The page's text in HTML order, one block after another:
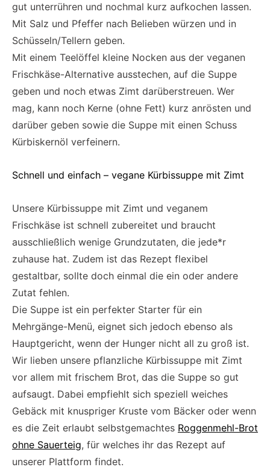
gut unterrühren und nochmal kurz aufkochen lassen.
Mit Salz und Pfeffer nach Belieben würzen und in
Schüsseln/Tellern geben.
Mit einem Teelöffel kleine Nocken aus der veganen
Frischkäse-Alternative ausstechen, auf die Suppe
geben und noch etwas Zimt darüberstreuen. Wer
mag, kann noch Kerne (ohne Fett) kurz anrösten und
darüber geben sowie die Suppe mit einen Schuss
Kürbiskernöl verfeinern.
Schnell und einfach – vegane Kürbissuppe mit Zimt
Unsere Kürbissuppe mit Zimt und veganem
Frischkäse ist schnell zubereitet und braucht
ausschließlich wenige Grundzutaten, die jede*r
zuhause hat. Zudem ist das Rezept flexibel
gestaltbar, sollte doch einmal die ein oder andere
Zutat fehlen.
Die Suppe ist ein perfekter Starter für ein
Mehrgänge-Menü, eignet sich jedoch ebenso als
Hauptgericht, wenn der Hunger nicht all zu groß ist.
Wir lieben unsere pflanzliche Kürbissuppe mit Zimt
vor allem mit frischem Brot, das die Suppe so gut
aufsaugt. Dabei empfiehlt sich speziell weiches
Gebäck mit knuspriger Kruste vom Bäcker oder wenn
es die Zeit erlaubt selbstgemachtes Roggenmehl-Brot
ohne Sauerteig, für welches ihr das Rezept auf
unserer Plattform findet.